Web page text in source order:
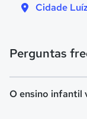
Cidade
Perguntas
O ensino infantil